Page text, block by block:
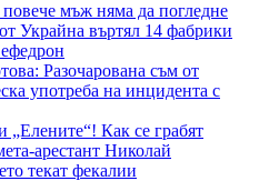
мъж няма да погледне
Украйна въртял 14 фабрики
Разочарована съм от
употреба на инцидента с
Как се грабят
арестант Николай
текат фекалии